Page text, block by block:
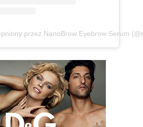
przez NanoBrow Eyebrow Serum